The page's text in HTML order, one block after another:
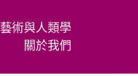
藝術與人類學
關於我們